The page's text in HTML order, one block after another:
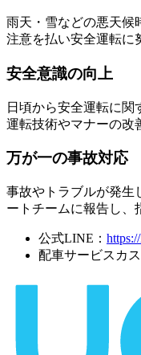
雨天・雪などの悪天候
注意を払い安全運転に
安全意識の向上
日頃から安全運転に
運転技術やマナーの改
万が一の事故対応
事故やトラブルが発生
ートチームに報告し、
公式LINE：
配車サービスカ